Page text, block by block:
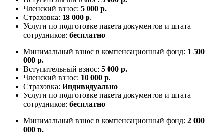
Членский взнос: 5 000 р.
Страховка: 18 000 р.
Услуги по подготовке пакета документов и штата
сотрудников: бесплатно
Минимальный взнос в компенсационный фонд: 1 500
000 р.
Вступительный взнос: 5 000 р.
Членский взнос: 10 000 р.
Страховка: Индивидуально
Услуги по подготовке пакета документов и штата
сотрудников: бесплатно
Минимальный взнос в компенсационный фонд: 2 000
000 р.